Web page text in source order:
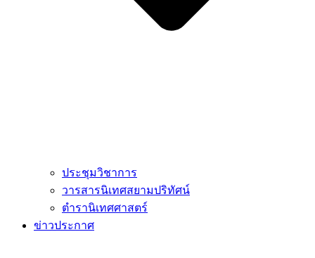
ประชุมวิชาการ
วารสารนิเทศสยามปริทัศน์
ตำรานิเทศศาสตร์
ข่าวประกาศ